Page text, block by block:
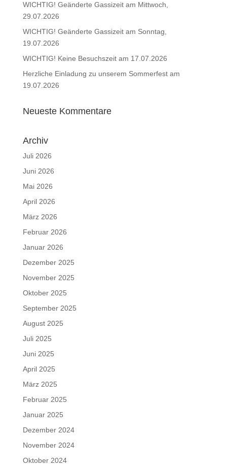
WICHTIG! Geänderte Gassizeit am Mittwoch,
29.07.2026
WICHTIG! Geänderte Gassizeit am Sonntag,
19.07.2026
WICHTIG! Keine Besuchszeit am 17.07.2026
Herzliche Einladung zu unserem Sommerfest am
19.07.2026
Neueste Kommentare
Archiv
Juli 2026
Juni 2026
Mai 2026
April 2026
März 2026
Februar 2026
Januar 2026
Dezember 2025
November 2025
Oktober 2025
September 2025
August 2025
Juli 2025
Juni 2025
April 2025
März 2025
Februar 2025
Januar 2025
Dezember 2024
November 2024
Oktober 2024